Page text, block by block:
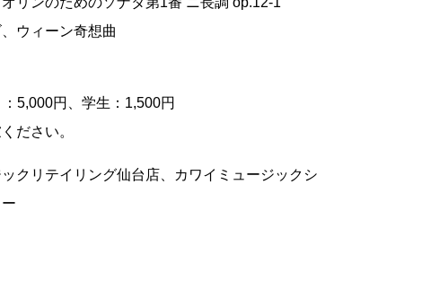
ウィーン奇想曲
5,000円、学生：1,500円
ださい。
クリテイリング仙台店、カワイミュージックシ